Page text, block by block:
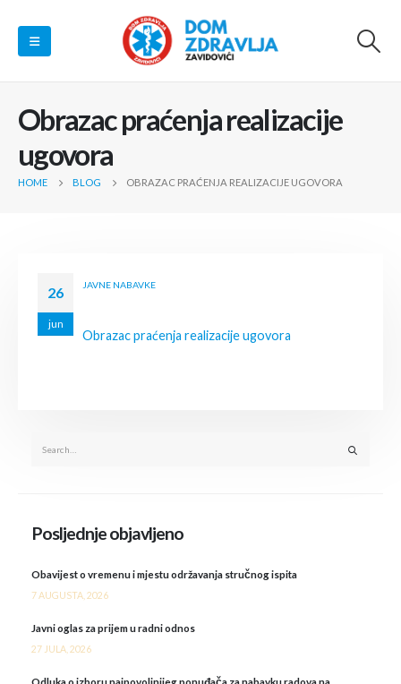
Obrazac praćenja realizacije
ugovora
HOME BLOG OBRAZAC PRAĆENJA REALIZACIJE UGOVORA
26
jun
JAVNE NABAVKE
Obrazac praćenja realizacije ugovora
Posljednje objavljeno
Obavijest o vremenu i mjestu održavanja stručnog ispita
7 AUGUSTA, 2026
Javni oglas za prijem u radni odnos
27 JULA, 2026
Odluka o izboru najpovoljnijeg ponuđača za nabavku radova na